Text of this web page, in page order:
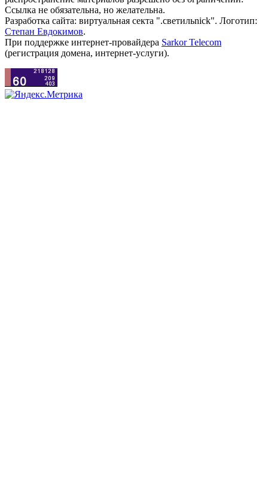
Ссылка не обязательна, но желательна.
Разработка сайта: виртуальная секта ".светильnick". Логотип:
Степан Евдокимов.
При поддержке интернет-провайдера Sarkor Telecom
(регистрация домена, интернет-услуги).